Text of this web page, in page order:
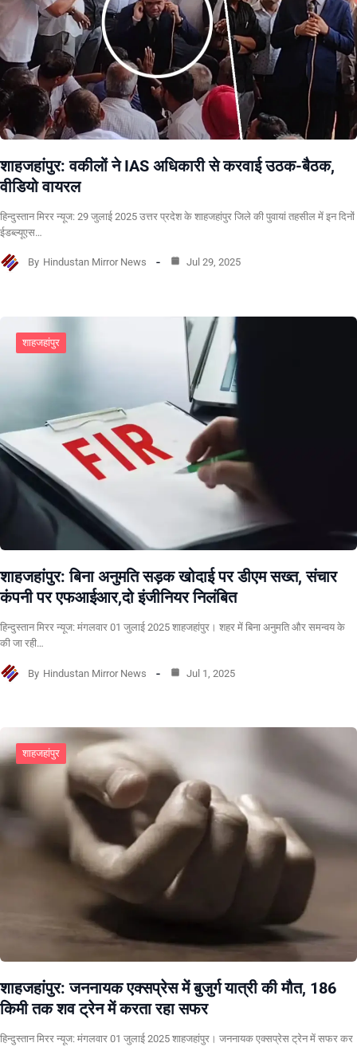
शाहजहांपुर: वकीलों ने IAS अधिकारी से करवाई उठक-बैठक,
वीडियो वायरल
हिन्दुस्तान मिरर न्यूज: 29 जुलाई 2025 उत्तर प्रदेश के शाहजहांपुर जिले की पुवायां तहसील में इन दिनों
ईडब्ल्यूएस…
By Hindustan Mirror News Jul 29, 2025
शाहजहांपुर
शाहजहांपुर: बिना अनुमति सड़क खोदाई पर डीएम सख्त, संचार
कंपनी पर एफआईआर,दो इंजीनियर निलंबित
हिन्दुस्तान मिरर न्यूज: मंगलवार 01 जुलाई 2025 शाहजहांपुर। शहर में बिना अनुमति और समन्वय के
की जा रही…
By Hindustan Mirror News Jul 1, 2025
शाहजहांपुर
शाहजहांपुर: जननायक एक्सप्रेस में बुजुर्ग यात्री की मौत, 186
किमी तक शव ट्रेन में करता रहा सफर
हिन्दुस्तान मिरर न्यूज: मंगलवार 01 जुलाई 2025 शाहजहांपुर। जननायक एक्सप्रेस ट्रेन में सफर कर